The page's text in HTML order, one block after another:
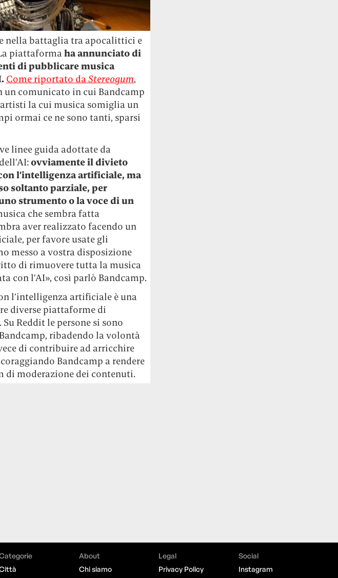
nella battaglia tra apocalittici e
piattaforma ha annunciato di
di pubblicare musica
Come riportato daStereogum,
un comunicato in cui Bandcamp
la cui musica somiglia un
ormai ce ne sono tanti, sparsi
linee guida adottate da
ovviamente il divieto
l’intelligenza artificiale, ma
soltanto parziale, per
strumento o la voce di un
che sembra fatta
aver realizzato facendo un
per favore usate gli
messo a vostra disposizione
di rimuovere tutta la musica
con l’AI», così parlò Bandcamp.
l’intelligenza artificiale è una
diverse piattaforme di
Reddit le persone si sono
ribadendo la volontà
di contribuire ad arricchire
Bandcamp a rendere
di moderazione dei contenuti.
About
Chi siamo
Legal
Privacy Policy
Social
Instagram